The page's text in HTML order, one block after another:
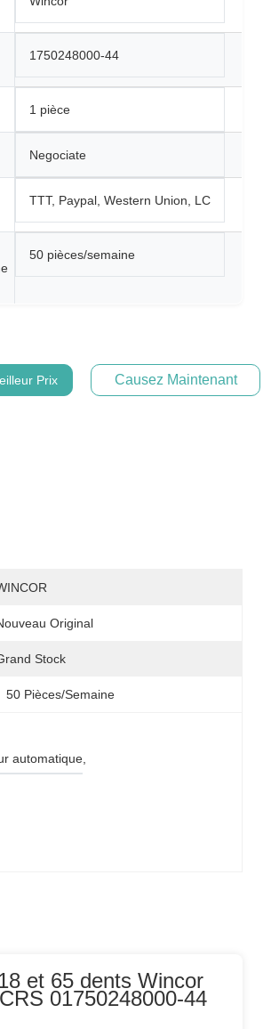
1750248000-44
1 pièce
Negociate
TTT, Paypal, Western Union, LC
50 pièces/semaine
Prix Causez Maintenant
Original
Stock
50 Pièces/semaine
automatique
et 65 dents Wincor
01750248000-44